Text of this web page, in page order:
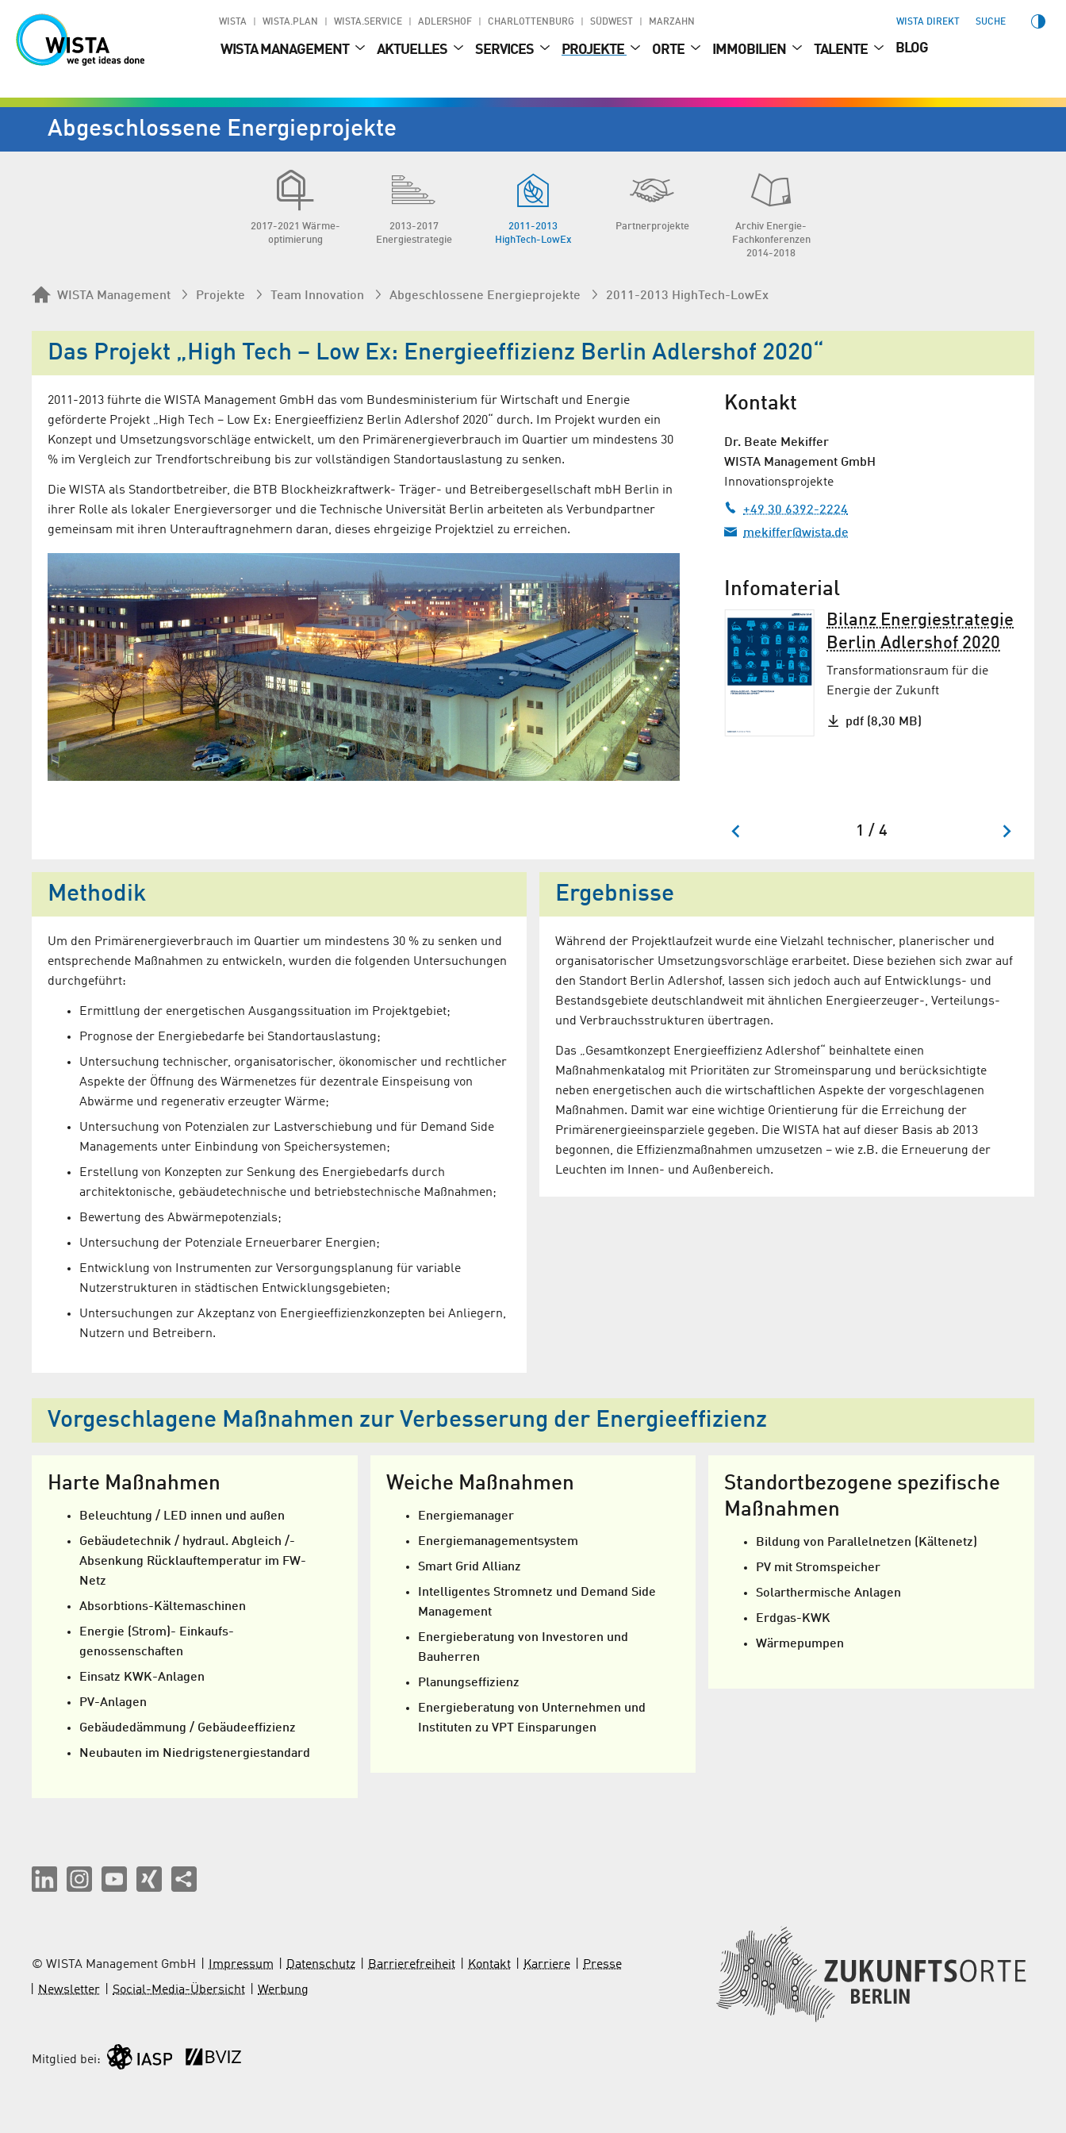
WISTA WISTA.PLAN WISTA.SERVICE ADLERSHOF CHARLOTTENBURG SÜDWEST MARZAHN WISTA DIREKT SUCHE
WISTA MANAGEMENT AKTUELLES SERVICES PROJEKTE ORTE IMMOBILIEN TALENTE BLOG
Abgeschlossene Energieprojekte
2017-2021 Wärme­
optimierung
2013-2017
Energiestrategie
2011-2013
HighTech-LowEx
Partnerprojekte
Archiv Energie-
Fachkonferenzen
2014-2018
WISTA Management Projekte Team Innovation Abgeschlossene Energieprojekte 2011-2013 HighTech-LowEx
Das Projekt „High Tech – Low Ex: Energieeffizienz Berlin Adlershof 2020“
2011-2013 führte die WISTA Management GmbH das vom Bundesministerium für Wirtschaft und Energie
geförderte Projekt „High Tech – Low Ex: Energieeffizienz Berlin Adlershof 2020“ durch. Im Projekt wurden ein
Konzept und Umsetzungsvorschläge entwickelt, um den Primärenergieverbrauch im Quartier um mindestens 30
% im Vergleich zur Trendfortschreibung bis zur vollständigen Standortauslastung zu senken.
Die WISTA als Standortbetreiber, die BTB Blockheizkraftwerk- Träger- und Betreibergesellschaft mbH Berlin in
ihrer Rolle als lokaler Energieversorger und die Technische Universität Berlin arbeiteten als Verbundpartner
gemeinsam mit ihren Unterauftragnehmern daran, dieses ehrgeizige Projektziel zu erreichen.
Kontakt
Dr. Beate Mekiffer
WISTA Management GmbH
Innovationsprojekte
+49 30 6392-2224
mekiffer@wista.de
Infomaterial
Klimatechnik der
Zukunft
Artikel aus dem Adlershof Special
39. Kompetenz Adlershofer
Unternehmen auf dem Gebiet der
Klimatechnik. April 2015
pdf (312,47 KB)
Poster: High Tech - Low
Ex
Energiestrategie Berlin Adlershof
2020
pdf (353,01 KB)
Bilanz Energiestrategie
Berlin Adlershof 2020
Transfor­ma­tions­raum für die
Energie der Zukunft
pdf (8,30 MB)
1 / 4
Methodik
Um den Primärenergieverbrauch im Quartier um mindestens 30 % zu senken und
entsprechende Maßnahmen zu entwickeln, wurden die folgenden Untersuchungen
durchgeführt:
Ermittlung der energetischen Ausgangssituation im Projektgebiet;
Prognose der Energiebedarfe bei Standortauslastung;
Untersuchung technischer, organisatorischer, ökonomischer und rechtlicher
Aspekte der Öffnung des Wärmenetzes für dezentrale Einspeisung von
Abwärme und regenerativ erzeugter Wärme;
Untersuchung von Potenzialen zur Lastverschiebung und für Demand Side
Managements unter Einbindung von Speichersystemen;
Erstellung von Konzepten zur Senkung des Energiebedarfs durch
architektonische, gebäudetechnische und betriebstechnische Maßnahmen;
Bewertung des Abwärmepotenzials;
Untersuchung der Potenziale Erneuerbarer Energien;
Entwicklung von Instrumenten zur Versorgungsplanung für variable
Nutzerstrukturen in städtischen Entwicklungsgebieten;
Untersuchungen zur Akzeptanz von Energieeffizienzkonzepten bei Anliegern,
Nutzern und Betreibern.
Ergebnisse
Während der Projektlaufzeit wurde eine Vielzahl technischer, planerischer und
organisatorischer Umsetzungsvorschläge erarbeitet. Diese beziehen sich zwar auf
den Standort Berlin Adlershof, lassen sich jedoch auch auf Entwicklungs- und
Bestandsgebiete deutschlandweit mit ähnlichen Energieerzeuger-, Verteilungs-
und Verbrauchsstrukturen übertragen.
Das „Gesamtkonzept Energieeffizienz Adlershof“ beinhaltete einen
Maßnahmenkatalog mit Prioritäten zur Stromeinsparung und berücksichtigte
neben energetischen auch die wirtschaftlichen Aspekte der vorgeschlagenen
Maßnahmen. Damit war eine wichtige Orientierung für die Erreichung der
Primärenergieeinsparziele gegeben. Die WISTA hat auf dieser Basis ab 2013
begonnen, die Effizienzmaßnahmen umzusetzen – wie z.B. die Erneuerung der
Leuchten im Innen- und Außenbereich.
Vorgeschlagene Maßnahmen zur Verbesserung der Energieeffizienz
Harte Maßnahmen
Beleuchtung / LED innen und außen
Gebäudetechnik / hydraul. Abgleich /­
Absenkung Rück­lauftemperatur im FW-
Netz
Absorbtions-Kältemaschinen
Energie (Strom)- Einkaufs­
genossenschaften
Einsatz KWK-Anlagen
PV-Anlagen
Gebäudedämmung / Gebäudeeffizienz
Neubauten im Niedrigst­energiestandard
Weiche Maßnahmen
Energiemanager
Energie­managementsystem
Smart Grid Allianz
Intelligentes Stromnetz und Demand Side
Management
Energie­beratung von Investoren und
Bauherren
Planungs­effizienz
Energie­beratung von Unternehmen und
Instituten zu VPT Einsparungen
Standort­bezogene spezifische
Maßnahmen
Bildung von Parallel­netzen (Kältenetz)
PV mit Stromspeicher
Solar­thermische Anlagen
Erdgas-KWK
Wärmepumpen
© WISTA Management GmbH Impressum Datenschutz Barrierefreiheit Kontakt Karriere
Presse
Newsletter
Social-Media-Übersicht Werbung
Mitglied bei: